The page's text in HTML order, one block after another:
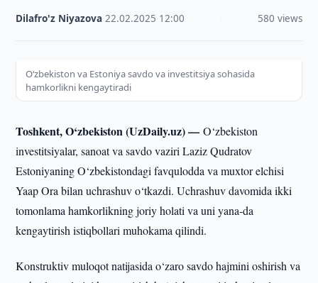
Dilafro'z Niyazova ·22.02.2025 12:00 580 views
O‘zbekiston va Estoniya savdo va investitsiya sohasida
hamkorlikni kengaytiradi
Toshkent, O‘zbekiston (UzDaily.uz) —O‘zbekiston
investitsiyalar, sanoat va savdo vaziri Laziz Qudratov
Estoniyaning O‘zbekistondagi favqulodda va muxtor elchisi
Yaap Ora bilan uchrashuv o‘tkazdi. Uchrashuv davomida ikki
tomonlama hamkorlikning joriy holati va uni yana-da
kengaytirish istiqbollari muhokama qilindi.
Konstruktiv muloqot natijasida o‘zaro savdo hajmini oshirish va